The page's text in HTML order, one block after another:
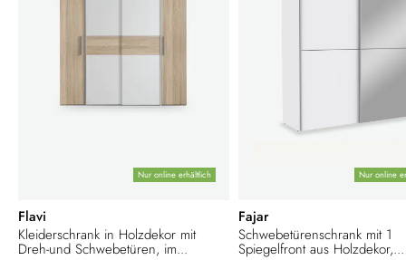
Nur online erhältlich
Flavi
Kleiderschrank in Holzdekor mit
Dreh-und Schwebetüren, im...
Nur online
Fajar
Schwebetürenschrank mit 1
Spiegelfront aus Holzdekor,...